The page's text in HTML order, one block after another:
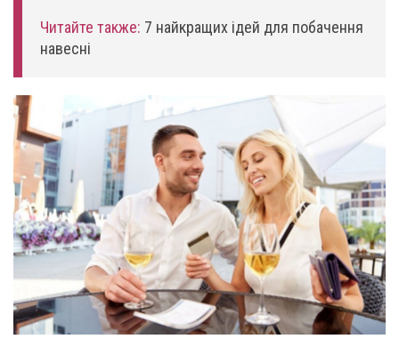
Читайте также: 7 найкращих ідей для побачення
навесні